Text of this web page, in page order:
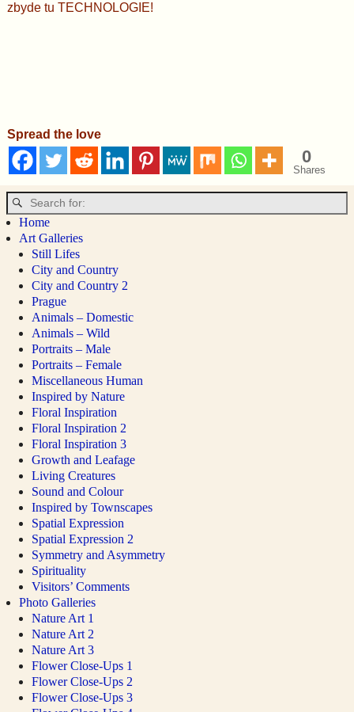
zbyde tu TECHNOLOGIE!
Spread the love
0
Shares
Home
Art Galleries
Still Lifes
City and Country
City and Country 2
Prague
Animals – Domestic
Animals – Wild
Portraits – Male
Portraits – Female
Miscellaneous Human
Inspired by Nature
Floral Inspiration
Floral Inspiration 2
Floral Inspiration 3
Growth and Leafage
Living Creatures
Sound and Colour
Inspired by Townscapes
Spatial Expression
Spatial Expression 2
Symmetry and Asymmetry
Spirituality
Visitors’ Comments
Photo Galleries
Nature Art 1
Nature Art 2
Nature Art 3
Flower Close-Ups 1
Flower Close-Ups 2
Flower Close-Ups 3